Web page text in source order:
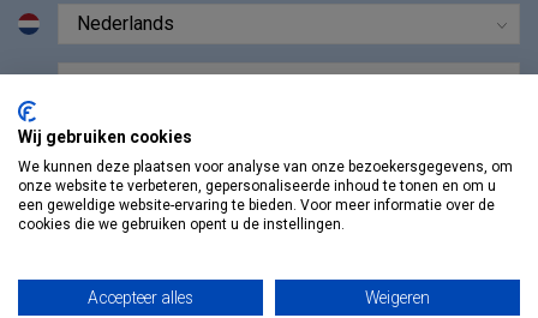
Wij gebruiken cookies
We kunnen deze plaatsen voor analyse van onze bezoekersgegevens, om
onze website te verbeteren, gepersonaliseerde inhoud te tonen en om u
een geweldige website-ervaring te bieden. Voor meer informatie over de
cookies die we gebruiken opent u de instellingen.
Accepteer alles Weigeren